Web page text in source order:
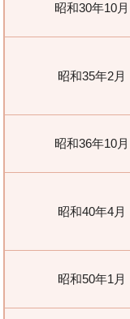
昭和30年10月
昭和35年2月
昭和36年10月
昭和40年4月
昭和50年1月